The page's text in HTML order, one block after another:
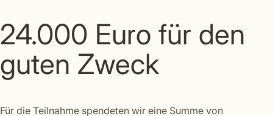
24.000 Euro für den
guten Zweck
Für die Teilnahme spendeten wir eine Summe von